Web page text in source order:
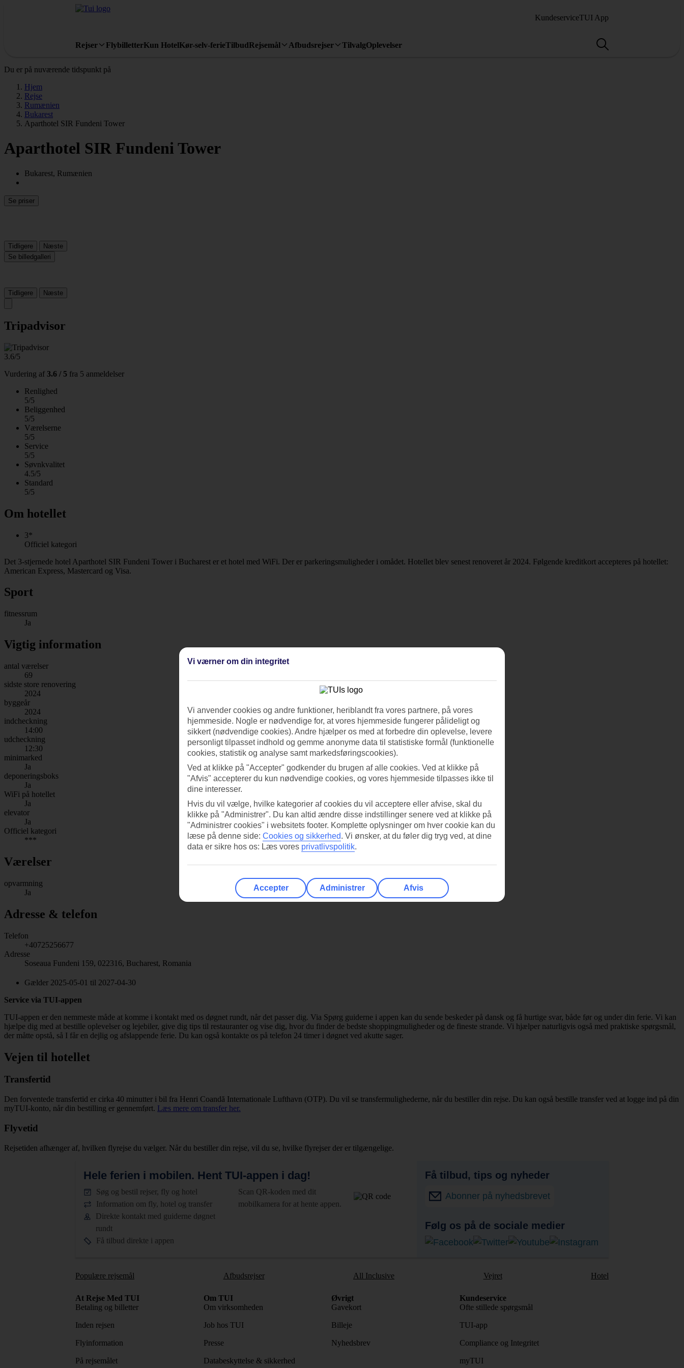
KundeserviceTUI App
Rejser FlybilletterKun HotelKør-selv-ferieTilbudRejsemål Afbudsrejser TilvalgOplevelser
Du er på nuværende tidspunkt på
Hjem
Rejse
Rumænien
Bukarest
Aparthotel SIR Fundeni Tower
Aparthotel SIR Fundeni Tower
Bukarest, Rumænien
Se priser
Tidligere
Næste
Se billedgalleri
Tidligere Næste
Tripadvisor
3.6/5
Vurdering af 3.6 / 5 fra 5 anmeldelser
Renlighed
5/5
Beliggenhed
5/5
Værelserne
5/5
Service
5/5
Søvnkvalitet
4.5/5
Standard
5/5
Om hotellet
3*
Officiel kategori
Det 3-stjernede hotel Aparthotel SIR Fundeni Tower i Bucharest er et hotel med WiFi. Der er parkeringsmuligheder i omådet. Hotellet blev senest renoveret år 2024. Følgende kreditkort accepteres på hotellet:
American Express, Mastercard og Visa.
Sport
fitnessrum
Ja
Vigtig information
antal værelser
69
sidste store renovering
2024
byggeår
2024
indcheckning
14:00
udcheckning
12:30
minimarked
Ja
deponeringsboks
Ja
WiFi på hotellet
Ja
elevator
Ja
Officiel kategori
***
Værelser
opvarmning
Ja
Adresse & telefon
Telefon
+40725256677
Adresse
Soseaua Fundeni 159, 022316, Bucharest, Romania
Gælder 2025-05-01 til 2027-04-30
Service via TUI-appen
TUI-appen er den nemmeste måde at komme i kontakt med os døgnet rundt, når det passer dig. Via Spørg guiderne i appen kan du sende beskeder på dansk og få hurtige svar, både før og under din ferie. Vi kan
hjælpe dig med at bestille oplevelser og lejebiler, give dig tips til restauranter og vise dig, hvor du finder de bedste shoppingmuligheder og de fineste strande. Vi hjælper naturligvis også med praktiske spørgsmål,
der måtte opstå, så I får en dejlig og afslappende ferie. Du kan også kontakte os på telefon 24 timer i døgnet ved akutte sager.
Vejen til hotellet
Transfertid
Den forventede transfertid er cirka 40 minutter i bil fra Henri Coandă Internationale Lufthavn (OTP). Du vil se transfermulighederne, når du bestiller din rejse. Du kan også bestille transfer ved at logge ind på din
myTUI-konto, når din bestilling er gennemført. Læs mere om transfer her.
Flyvetid
Rejsetiden afhænger af, hvilken flyrejse du vælger. Når du bestiller din rejse, vil du se, hvilke flyrejser der er tilgængelige.
Hele ferien i mobilen. Hent TUI-appen i dag!
Søg og bestil rejser, fly og hotel
Information om fly, hotel og transfer
Direkte kontakt med guiderne døgnet
rundt
Få tilbud direkte i appen
Scan QR-koden med dit
mobilkamera for at hente appen.
Få tilbud, tips og nyheder
Abonner på nyhedsbrevet
Følg os på de sociale medier
Populære rejsemål Afbudsrejser All Inclusive Vejret Hotel
At Rejse Med TUI
Betaling og billetter
Inden rejsen
Flyinformation
På rejsemålet
Om TUI
Om virksomheden
Job hos TUI
Presse
Databeskyttelse & sikkerhed
Øvrigt
Gavekort
Billeje
Nyhedsbrev
Kundeservice
Ofte stillede spørgsmål
TUI-app
Compliance og Integritet
myTUI
Vi værner om din integritet
Vi anvender cookies og andre funktioner, heriblandt fra vores partnere, på vores
hjemmeside. Nogle er nødvendige for, at vores hjemmeside fungerer pålideligt og
sikkert (nødvendige cookies). Andre hjælper os med at forbedre din oplevelse, levere
personligt tilpasset indhold og gemme anonyme data til statistiske formål (funktionelle
cookies, statistik og analyse samt markedsføringscookies).
Ved at klikke på "Accepter" godkender du brugen af alle cookies. Ved at klikke på
"Afvis" accepterer du kun nødvendige cookies, og vores hjemmeside tilpasses ikke til
dine interesser.
Hvis du vil vælge, hvilke kategorier af cookies du vil acceptere eller afvise, skal du
klikke på "Administrer". Du kan altid ændre disse indstillinger senere ved at klikke på
"Administrer cookies" i websitets footer. Komplette oplysninger om hver cookie kan du
læse på denne side: Cookies og sikkerhed. Vi ønsker, at du føler dig tryg ved, at dine
data er sikre hos os: Læs vores privatlivspolitik.
Accepter Administrer Afvis